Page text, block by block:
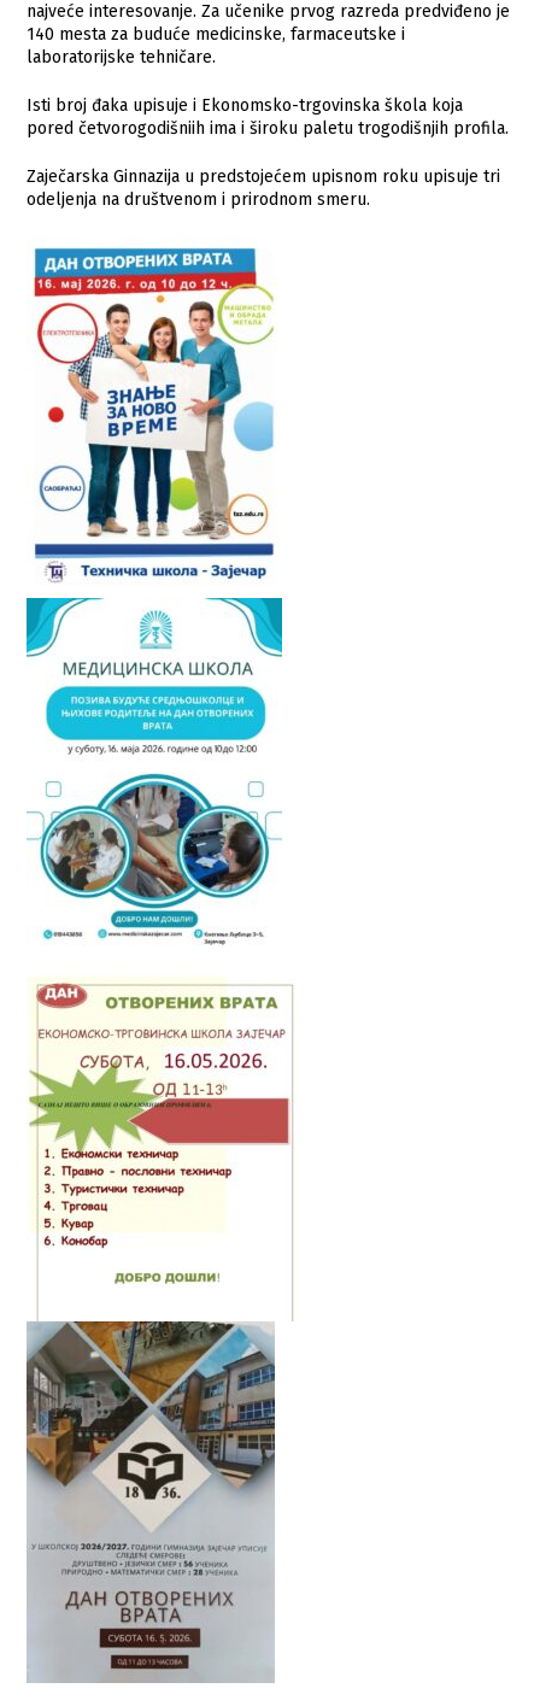
najveće interesovanje. Za učenike prvog razreda predviđeno je
140 mesta za buduće medicinske, farmaceutske i
laboratorijske tehničare.
Isti broj đaka upisuje i Ekonomsko-trgovinska škola koja
pored četvorogodišniih ima i široku paletu trogodišnjih profila.
Zaječarska Ginnazija u predstojećem upisnom roku upisuje tri
odeljenja na društvenom i prirodnom smeru.